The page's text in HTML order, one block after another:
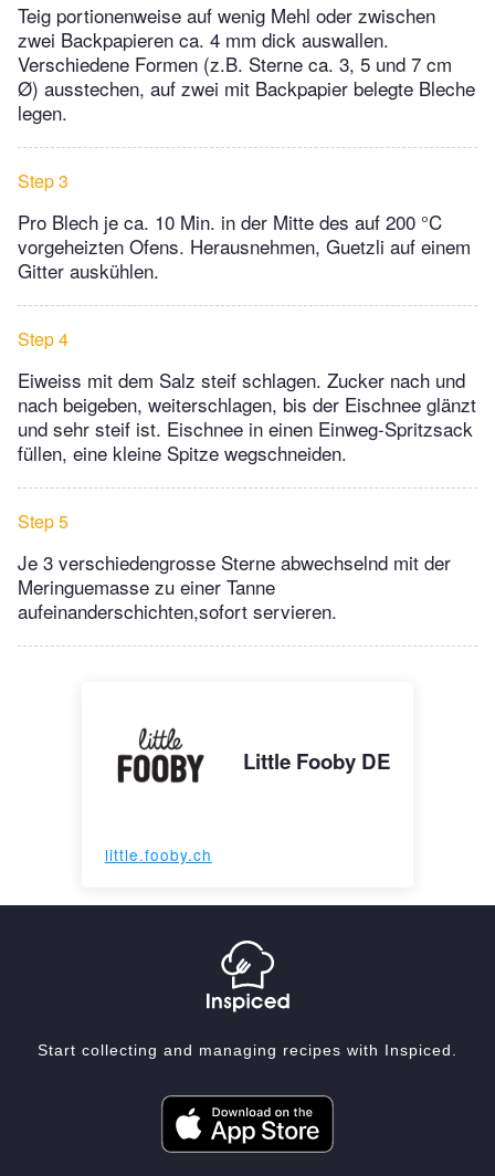
Teig portionenweise auf wenig Mehl oder zwischen
zwei Backpapieren ca. 4 mm dick auswallen.
Verschiedene Formen (z.B. Sterne ca. 3, 5 und 7 cm
Ø) ausstechen, auf zwei mit Backpapier belegte Bleche
legen.
Step 3
Pro Blech je ca. 10 Min. in der Mitte des auf 200 °C
vorgeheizten Ofens. Herausnehmen, Guetzli auf einem
Gitter auskühlen.
Step 4
Eiweiss mit dem Salz steif schlagen. Zucker nach und
nach beigeben, weiterschlagen, bis der Eischnee glänzt
und sehr steif ist. Eischnee in einen Einweg-Spritzsack
füllen, eine kleine Spitze wegschneiden.
Step 5
Je 3 verschiedengrosse Sterne abwechselnd mit der
Meringuemasse zu einer Tanne
aufeinanderschichten,sofort servieren.
Little Fooby DE
little.fooby.ch
Start collecting and managing recipes with Inspiced.